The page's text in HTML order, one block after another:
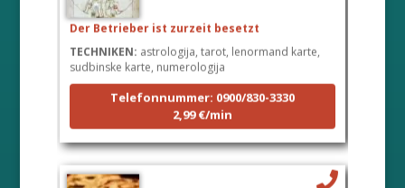
Der Betrieber ist zurzeit besetzt
sudbinske karte, numerologija
Telefonnummer: 0900/830-3330
2,99 €/min